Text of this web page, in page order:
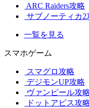
ARC Raiders攻略
サブノーティカ2
一覧を見る
スマホゲーム
スマグロ攻略
デジモンUP攻略
ヴァンピール攻
ドットアビス攻